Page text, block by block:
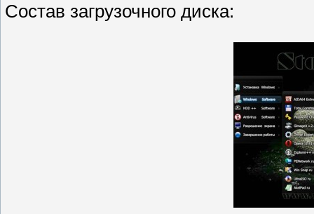
Состав загрузочного диска: